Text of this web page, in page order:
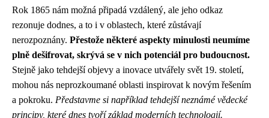
Rok 1865 nám možná připadá vzdálený, ale jeho odkaz
rezonuje dodnes, a to i v oblastech, které zůstávají
nerozpoznány. Přestože některé aspekty minulosti neumíme
plně dešifrovat, skrývá se v nich potenciál pro budoucnost.
Stejně jako tehdejší objevy a inovace utvářely svět 19. století,
mohou nás neprozkoumané oblasti inspirovat k novým řešením
a pokroku. Představme si například tehdejší neznámé vědecké
principy, které dnes tvoří základ moderních technologií.